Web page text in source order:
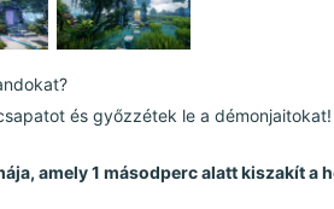
és győzzétek le a démonjaitokat!
amely 1 másodperc alatt kiszakít a